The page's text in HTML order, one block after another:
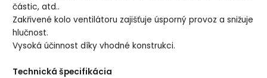
částic, atd..
Zakřivené kolo ventilátoru zajišťuje úsporný provoz a snižuje
hlučnost.
Vysoká účinnost díky vhodné konstrukci.
Technická špecifikácia